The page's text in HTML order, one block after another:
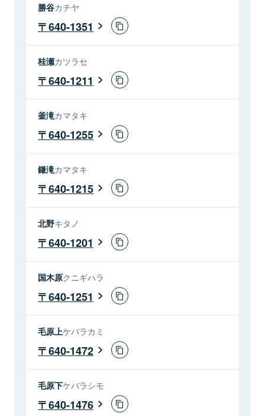
勝谷カチヤ
640-1351
桂瀬カツラセ
640-1211
釜滝カマタキ
640-1255
鎌滝カマタキ
640-1215
北野キタノ
640-1201
国木原クニギハラ
640-1251
毛原上ケバラカミ
640-1472
毛原下ケバラシモ
640-1476